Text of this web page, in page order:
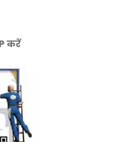
करें